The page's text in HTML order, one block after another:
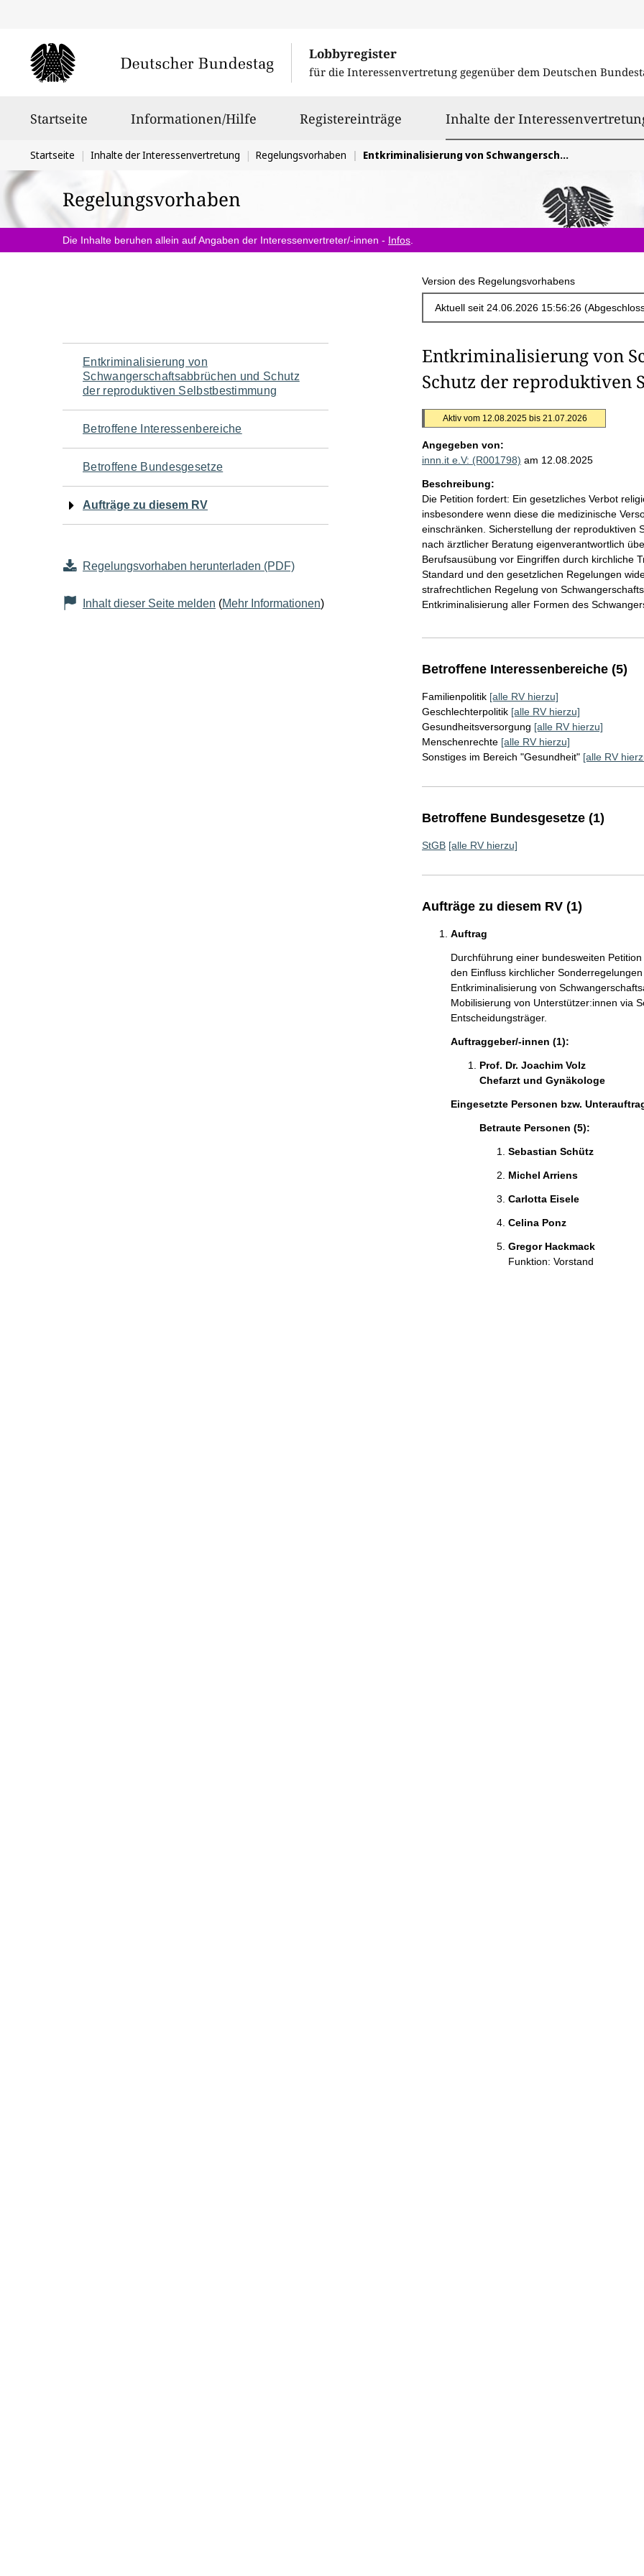
Lobbyregister
für die Interessenvertretung gegenüber dem Deutschen
Startseite Informationen/Hilfe Registereinträge Inhalte der
Sie
befinden
sich
hier:
Startseite Inhalte der Interessenvertretung Regelungsvorhaben Entkriminalisierung von Schwangerschaftsabbrüchen und Schutz der reproduktiven Selbstbestimmung
Regelungsvorhaben
Die Inhalte beruhen allein auf Angaben der Interessenvertreter/-innen - Infos
Version des Regelungsvorhabens
Navigation
für
den
Seiteninhalt
Entkriminalisierung von
Schwangerschaftsabbrüchen und Schutz
der reproduktiven Selbstbestimmung
Betroffene Interessenbereiche
Betroffene Bundesgesetze
Aufträge zu diesem RV
Regelungsvorhaben herunterladen (PDF)
Inhalt dieser Seite melden (Mehr Informationen)
Entkriminalisierung von
Schutz der reproduktiven
Aktiv vom 12.08.2025 bis 21.07.2026
Angegeben von:
innn.it e.V: (R001798) am 12.08.2025
Beschreibung:
Die Petition fordert: Ein gesetzliches Verbot
insbesondere wenn diese die medizinische
einschränken. Sicherstellung der reproduktiven
nach ärztlicher Beratung eigenverantwortlich
Berufsausübung vor Eingriffen durch kirchliche
Standard und den gesetzlichen Regelungen
strafrechtlichen Regelung von
Entkriminalisierung aller Formen des
Betroffene Interessenbereiche (5)
Familienpolitik [alle RV hierzu]
Geschlechterpolitik [alle RV hierzu]
Gesundheitsversorgung [alle RV hierzu]
Menschenrechte [alle RV hierzu]
Sonstiges im Bereich "Gesundheit" [alle RV
Betroffene Bundesgesetze (1)
StGB [alle RV hierzu]
Aufträge zu diesem RV (1)
Auftrag
Durchführung einer bundesweiten
den Einfluss kirchlicher
Entkriminalisierung von
Mobilisierung von Unterstützer:innen via
Entscheidungsträger.
Auftraggeber/-innen (1):
Prof. Dr. Joachim Volz
Chefarzt und Gynäkologe
Eingesetzte Personen bzw.
Betraute Personen (5):
Sebastian Schütz
Michel Arriens
Carlotta Eisele
Celina Ponz
Gregor Hackmack
Funktion: Vorstand